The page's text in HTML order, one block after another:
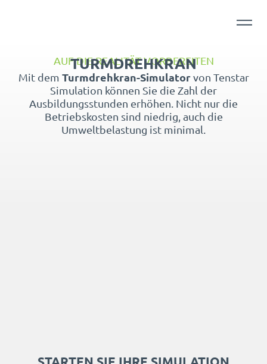
AUF DIE REALITÄT VORBEREITEN
TURMDREHKRAN
Mit dem Turmdrehkran-Simulatorvon Tenstar
Simulation können Sie die Zahl der
Ausbildungsstunden erhöhen. Nicht nur die
Betriebskosten sind niedrig, auch die
Umweltbelastung ist minimal.